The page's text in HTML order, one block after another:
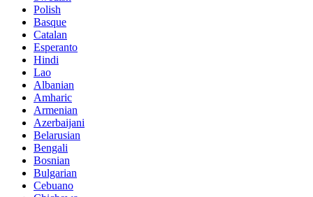
Polish
Basque
Catalan
Esperanto
Hindi
Lao
Albanian
Amharic
Armenian
Azerbaijani
Belarusian
Bengali
Bosnian
Bulgarian
Cebuano